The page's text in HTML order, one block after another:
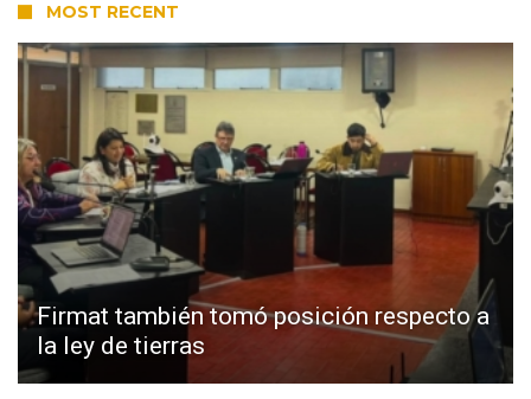
MOST RECENT
Firmat también tomó posición respecto a
la ley de tierras